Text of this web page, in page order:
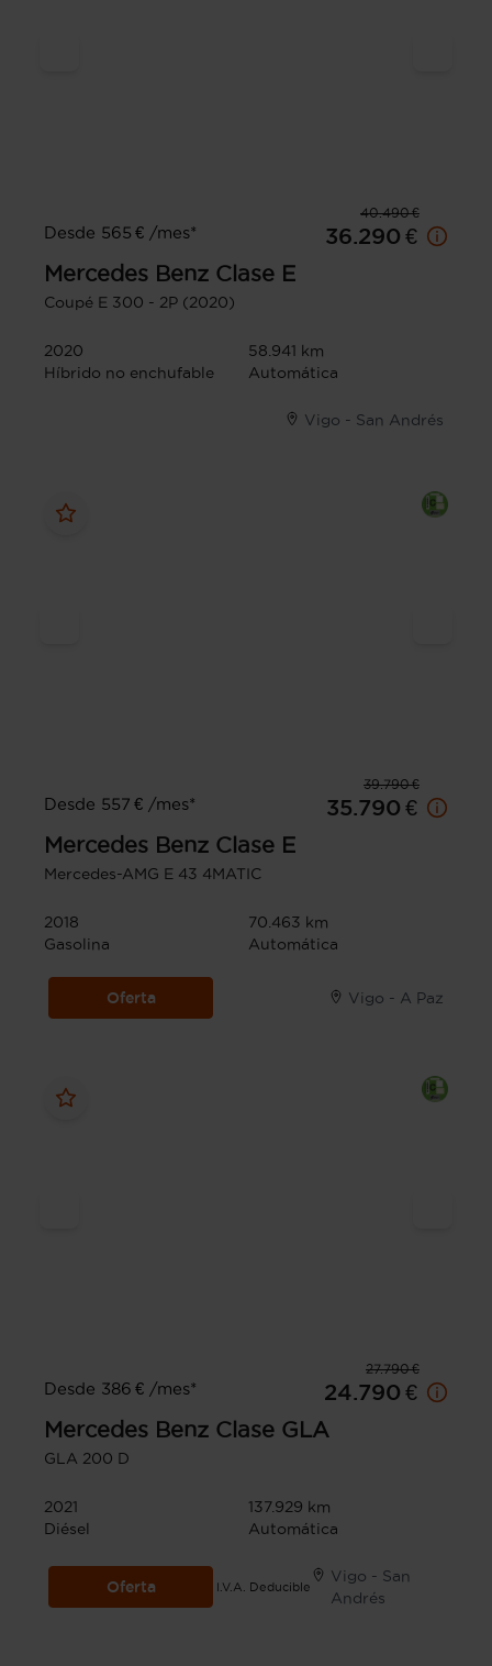
40.490 €
Desde 565 € /mes*
36.290 €
Mercedes Benz Clase E
Coupé E 300 - 2P (2020)
2020
58.941 km
Híbrido no enchufable
Automática
Vigo - San Andrés
39.790 €
Desde 557 € /mes*
35.790 €
Mercedes Benz Clase E
Mercedes-AMG E 43 4MATIC
2018
70.463 km
Gasolina
Automática
Oferta Vigo - A Paz
27.790 €
Desde 386 € /mes*
24.790 €
Mercedes Benz Clase GLA
GLA 200 D
2021
137.929 km
Diésel
Automática
Oferta I.V.A. Deducible
Vigo - San
Andrés